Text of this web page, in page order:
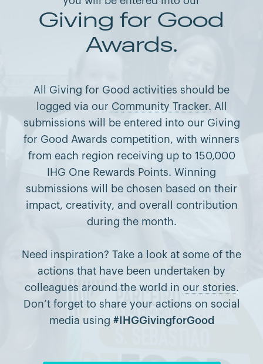
Giving for Good
Awards.
All Giving for Good activities should be
logged via our Community Tracker. All
submissions will be entered into our Giving
for Good Awards competition, with winners
from each region receiving up to 150,000
IHG One Rewards Points. Winning
submissions will be chosen based on their
impact, creativity, and overall contribution
during the month.
Need inspiration? Take a look at some of the
actions that have been undertaken by
colleagues around the world in our stories.
Don’t forget to share your actions on social
media using #IHGGivingforGood